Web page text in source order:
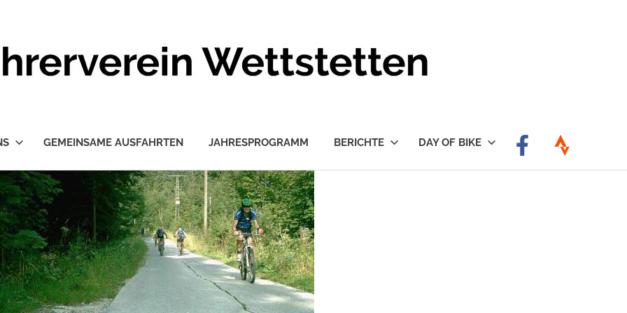
GEMEINSAME AUSFAHRTEN JAHRESPROGRAMM BERICHTE DAY OF BIKE